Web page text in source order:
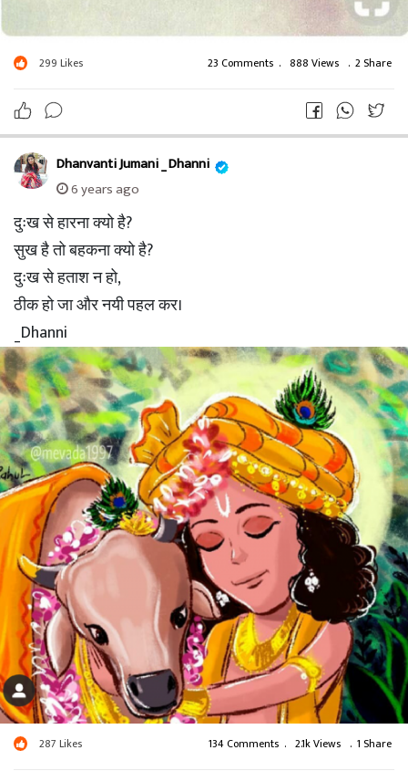
299 Likes 23 Comments . 888 Views . 2 Share
Dhanvanti Jumani _ Dhanni
6 years ago
दुःख से हारना क्यो है?
सुख है तो बहकना क्यो है?
दुःख से हताश न हो,
ठीक हो जा और नयी पहल कर।
_Dhanni
#ठीक-हो-जाओ
287 Likes 134 Comments . 2.1k Views . 1 Share